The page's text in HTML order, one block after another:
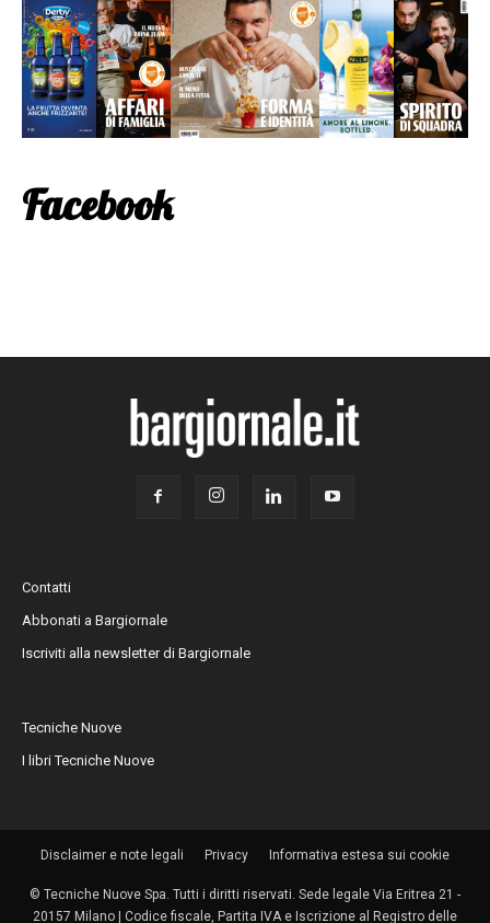
Facebook
Contatti
Abbonati a Bargiornale
Iscriviti alla newsletter di Bargiornale
Tecniche Nuove
I libri Tecniche Nuove
Disclaimer e note legali Privacy Informativa estesa sui cookie
© Tecniche Nuove Spa. Tutti i diritti riservati. Sede legale Via Eritrea 21 -
20157 Milano | Codice fiscale, Partita IVA e Iscrizione al Registro delle